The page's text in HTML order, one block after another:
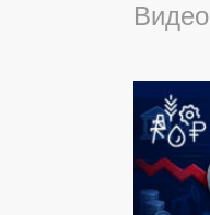
Видео